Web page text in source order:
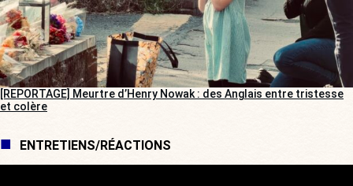
[REPORTAGE] Meurtre d’Henry Nowak : des Anglais entre tristesse
et colère
ENTRETIENS/RÉACTIONS